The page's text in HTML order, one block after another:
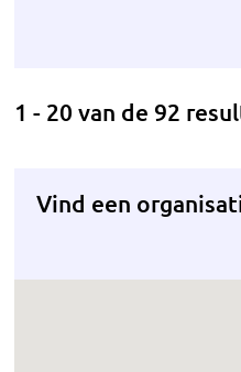
1 - 20 van de 92
Vind een